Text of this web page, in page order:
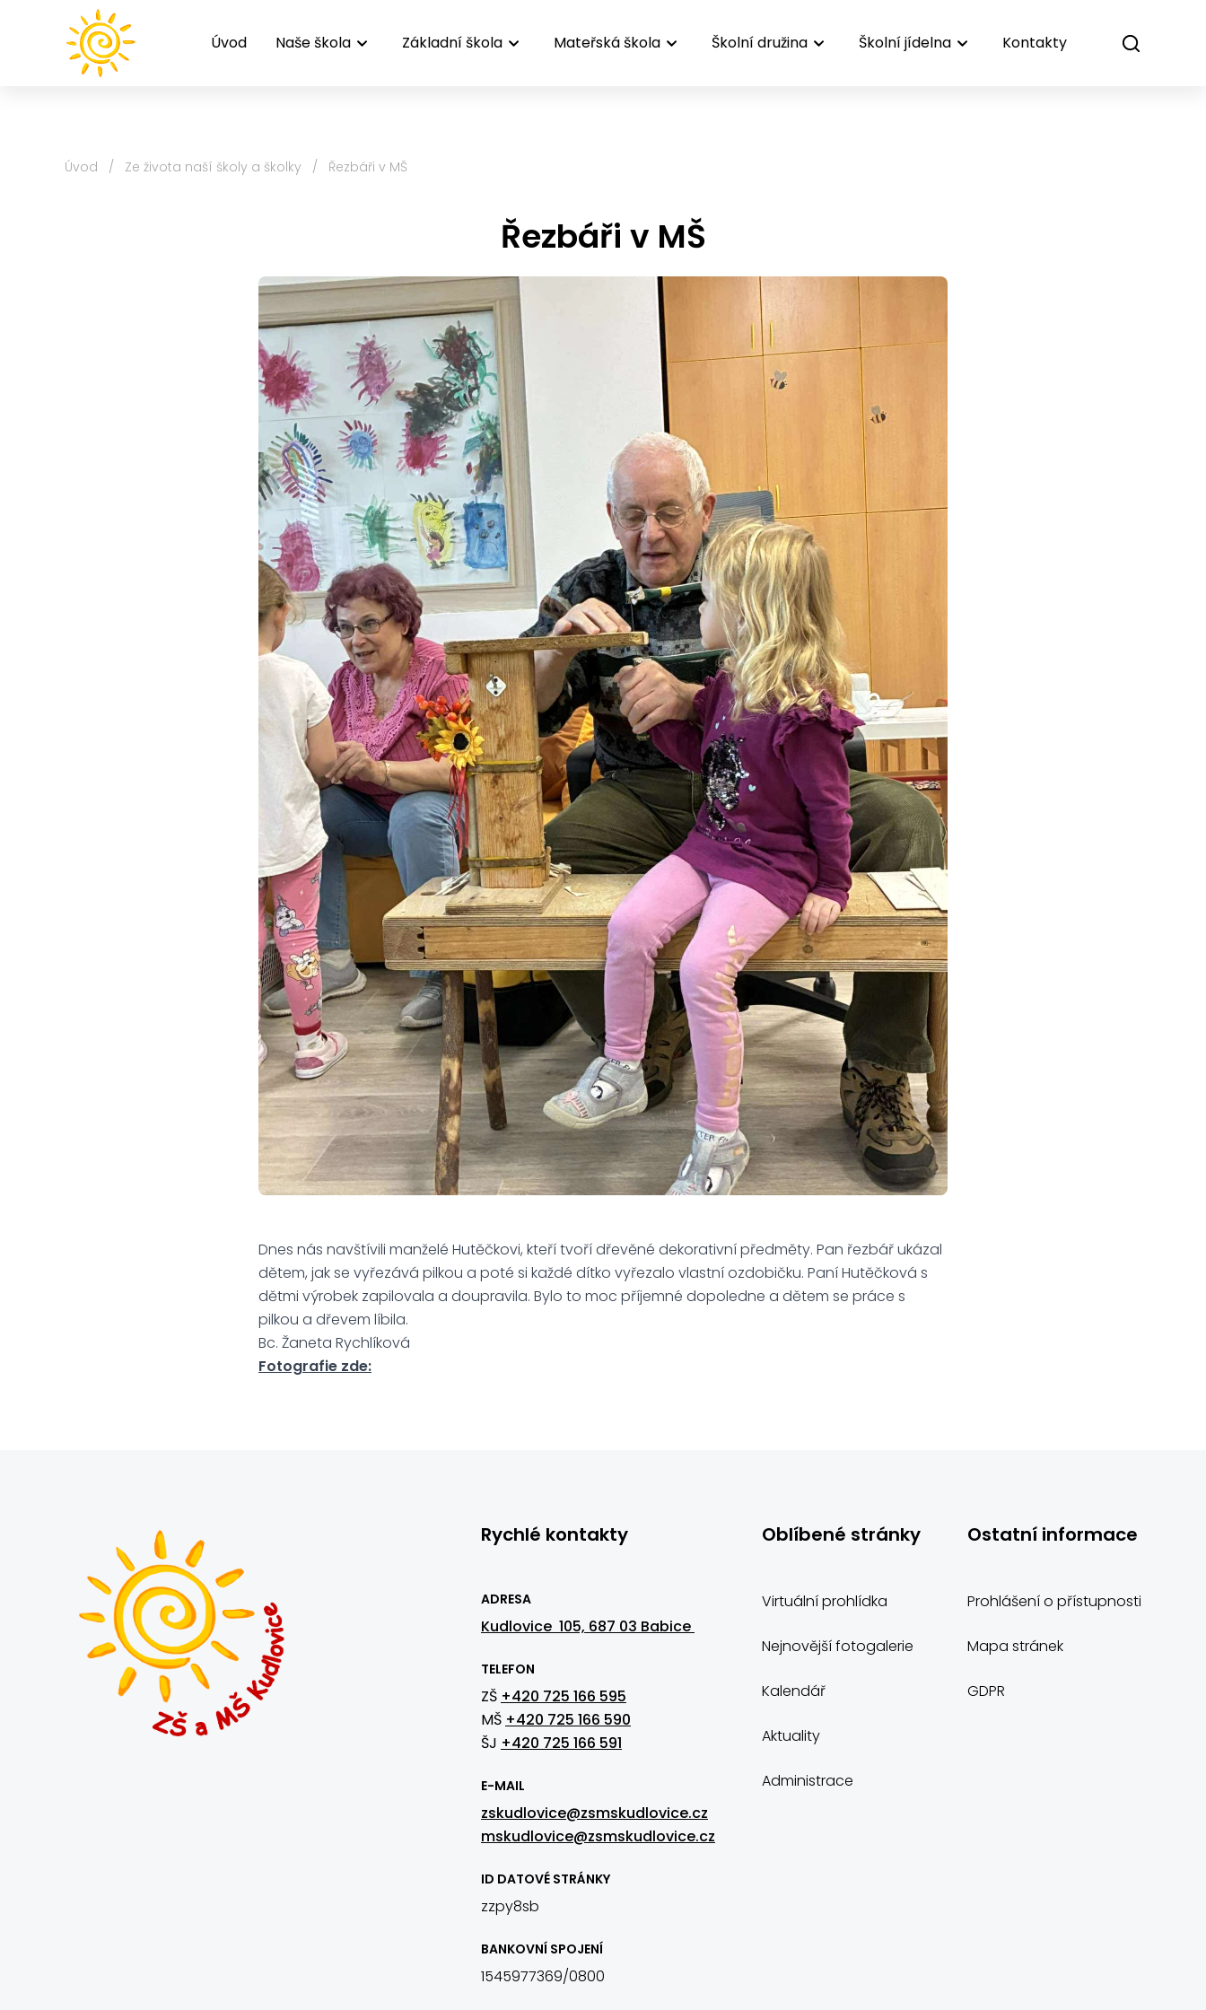
Úvod Naše škola Základní škola Mateřská škola Školní družina Školní jídelna Kontakty
Úvod / Ze života naší školy a školky / Řezbáři v MŠ
Řezbáři v MŠ
Dnes nás navštívili manželé Hutěčkovi, kteří tvoří dřevěné dekorativní předměty. Pan řezbář ukázal
dětem, jak se vyřezává pilkou a poté si každé dítko vyřezalo vlastní ozdobičku. Paní Hutěčková s
dětmi výrobek zapilovala a doupravila. Bylo to moc příjemné dopoledne a dětem se práce s
pilkou a dřevem líbila.
Bc. Žaneta Rychlíková
Fotografie zde:
Rychlé kontakty
ADRESA
Kudlovice 105, 687 03 Babice
TELEFON
ZŠ +420 725 166 595
MŠ +420 725 166 590
ŠJ +420 725 166 591
E-MAIL
zskudlovice@zsmskudlovice.cz
mskudlovice@zsmskudlovice.cz
ID DATOVÉ STRÁNKY
zzpy8sb
BANKOVNÍ SPOJENÍ
1545977369/0800
Oblíbené stránky
Virtuální prohlídka
Nejnovější fotogalerie
Kalendář
Aktuality
Administrace
Ostatní informace
Prohlášení o přístupnosti
Mapa stránek
GDPR